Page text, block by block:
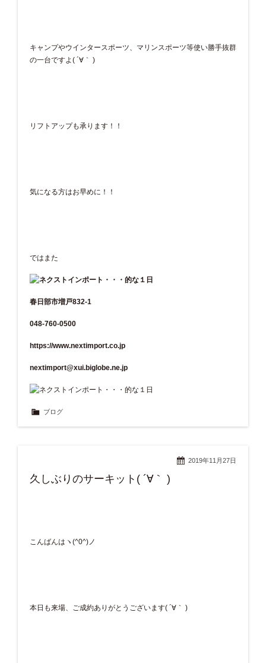
キャンプやウインタースポーツ、マリンスポーツ等使い勝手抜群
の一台ですよ( ´∀｀ )
リフトアップも承ります！！
気になる方はお早めに！！
ではまた
春日部市増戸832-1
048-760-0500
https://www.nextimport.co.jp
nextimport@xui.biglobe.ne.jp
ブログ
2019年11月27日
久しぶりのサーキット( ´∀｀ )
こんばんはヽ(^0^)ノ
本日も来場、ご成約ありがとうございます( ´∀｀ )